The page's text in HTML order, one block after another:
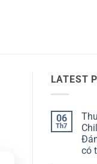
LATEST
06
Th7
có